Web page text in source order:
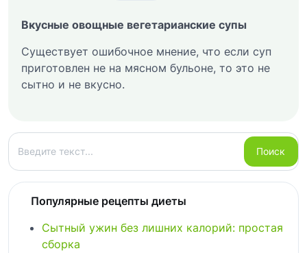
Вкусные овощные вегетарианские супы
Существует ошибочное мнение, что если суп
приготовлен не на мясном бульоне, то это не
сытно и не вкусно.
Поиск
Поиск
Популярные рецепты диеты
Сытный ужин без лишних калорий: простая
сборка